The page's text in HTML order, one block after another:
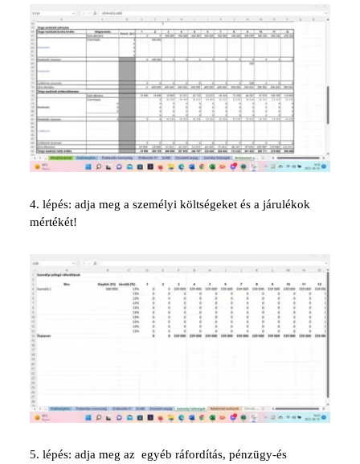
4. lépés: adja meg a személyi költségeket és a járulékok
mértékét!
5. lépés: adja meg az egyéb ráfordítás, pénzügy-és